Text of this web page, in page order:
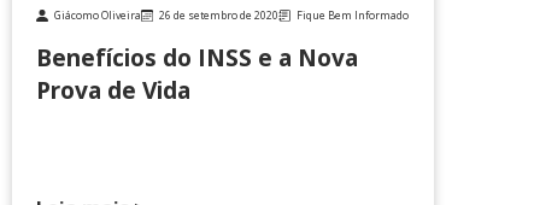
Giácomo Oliveira 26 de setembro de 2020 Fique Bem Informado
Benefícios do INSS e a Nova
Prova de Vida